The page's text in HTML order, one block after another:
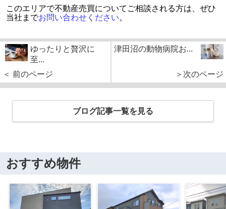
このエリアで不動産売買についてご相談される方は、ぜひ
当社までお問い合わせください。
ゆったりと贅沢に
至...
＜ 前のページ
津田沼の動物病院お...
＞次のページ
ブログ記事一覧を見る
おすすめ物件